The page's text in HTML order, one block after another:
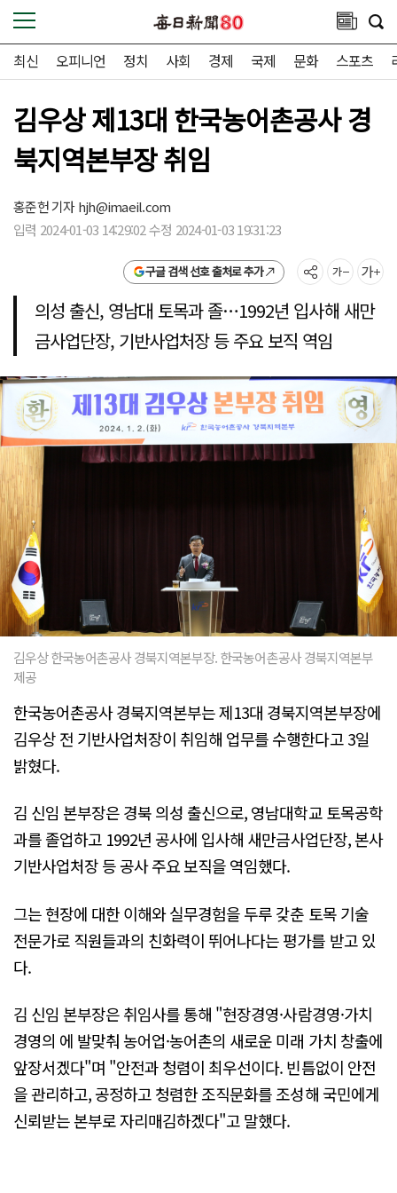
최신 오피니언 정치 사회 경제 국제 문화 스포츠
김우상 제13대 한국농어촌공사 경
북지역본부장 취임
홍준헌 기자hjh@imaeil.com
입력 2024-01-03 14:29:02 수정 2024-01-03 19:31:23
구글 검색 선호 출처로 추가
의성 출신, 영남대 토목과 졸…1992년 입사해 새만
금사업단장, 기반사업처장 등 주요 보직 역임
김우상 한국농어촌공사 경북지역본부장. 한국농어촌공사 경북지역본부
제공
한국농어촌공사 경북지역본부는 제13대 경북지역본부장에
김우상 전 기반사업처장이 취임해 업무를 수행한다고 3일
밝혔다.
김 신임 본부장은 경북 의성 출신으로, 영남대학교 토목공학
과를 졸업하고 1992년 공사에 입사해 새만금사업단장, 본사
기반사업처장 등 공사 주요 보직을 역임했다.
그는 현장에 대한 이해와 실무경험을 두루 갖춘 토목 기술
전문가로 직원들과의 친화력이 뛰어나다는 평가를 받고 있
다.
김 신임 본부장은 취임사를 통해 "현장경영·사람경영·가치
경영의 에 발맞춰 농어업·농어촌의 새로운 미래 가치 창출에
앞장서겠다"며 "안전과 청렴이 최우선이다. 빈틈없이 안전
을 관리하고, 공정하고 청렴한 조직문화를 조성해 국민에게
신뢰받는 본부로 자리매김하겠다"고 말했다.